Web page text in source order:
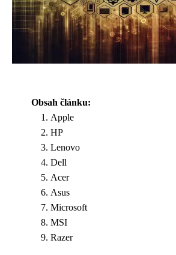
Obsah článku:
Apple
HP
Lenovo
Dell
Acer
Asus
Microsoft
MSI
Razer